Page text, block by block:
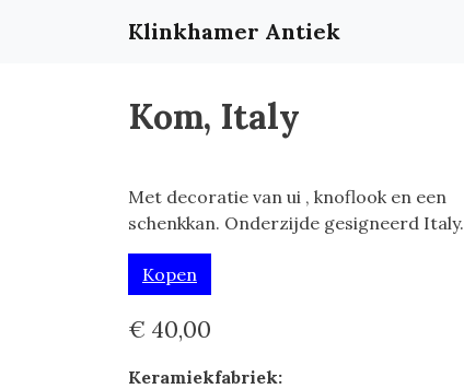
Klinkhamer Antiek
Kom, Italy
Met decoratie van ui , knoflook en een
schenkkan. Onderzijde gesigneerd Italy.
Kopen
€ 40,00
Keramiekfabriek: